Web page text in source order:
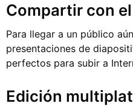
Compartir con
Para llegar a un público
presentaciones de
perfectos para subir a
Edición